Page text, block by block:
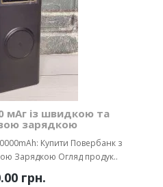
мАг із швидкою та
зарядкою
Купити Повербанк з
Зарядкою Огляд продук..
грн.